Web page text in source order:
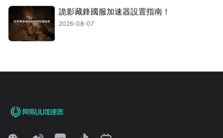
詭影藏鋒國服加速器設置指南！
2026-08-07